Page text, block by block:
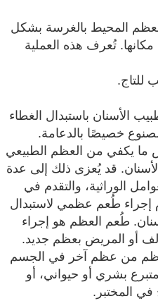
المحيط بالغرسة بشكل
مكانها. تُعرف هذه العملية
للتاج.
الأسنان باستبدال الغطاء
خصيصًا بالدعامة.
ما يكفي من العظم الطبيعي
قد يُعزى ذلك إلى عدة
الوراثية، والتقدم في
إجراء طُعم عظمي لاستبدال
طُعم العظم هو إجراء
أو المريض بعظم جديد.
من عظم آخر في الجسم
بشري أو حيواني، أو
المختبر.